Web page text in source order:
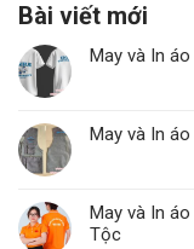
Bài viết mới
May và In
May và In
May và In
Tộc